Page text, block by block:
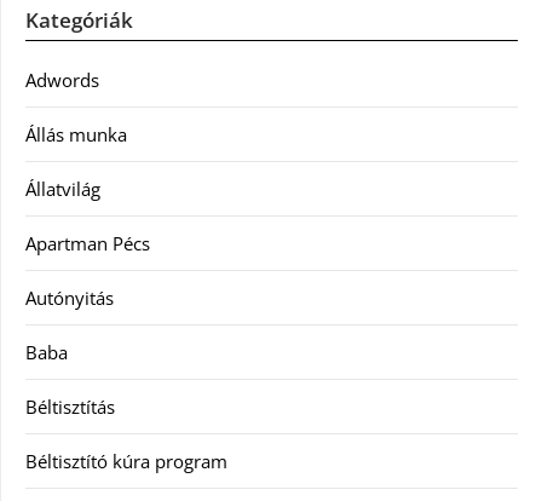
Kategóriák
Adwords
Állás munka
Állatvilág
Apartman Pécs
Autónyitás
Baba
Béltisztítás
Béltisztító kúra program